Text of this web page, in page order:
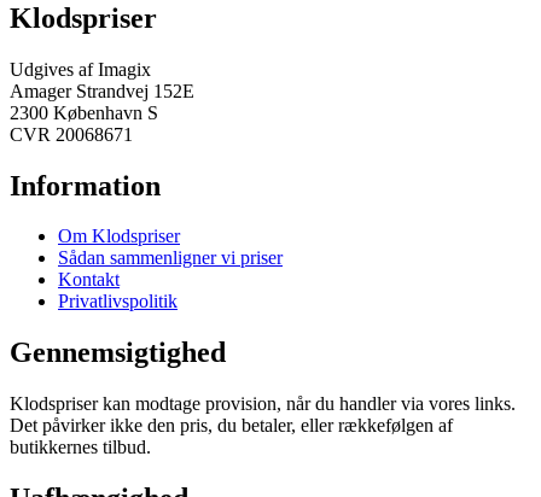
Klodspriser
Udgives af Imagix
Amager Strandvej 152E
2300 København S
CVR 20068671
Information
Om Klodspriser
Sådan sammenligner vi priser
Kontakt
Privatlivspolitik
Gennemsigtighed
Klodspriser kan modtage provision, når du handler via vores links.
Det påvirker ikke den pris, du betaler, eller rækkefølgen af
butikkernes tilbud.